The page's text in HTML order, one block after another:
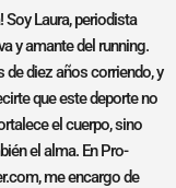
Soy Laura, periodista
y amante del running.
de diez años corriendo, y
que este deporte no
el cuerpo, sino
el alma. En Pro-
me encargo de